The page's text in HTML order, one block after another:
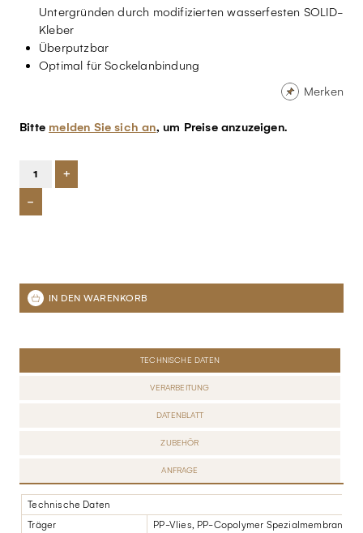
Untergründen durch modifizierten wasserfesten SOLID-
Kleber
Überputzbar
Optimal für Sockelanbindung
Merken
Bitte melden Sie sich an, um Preise anzuzeigen.
+
-
TECHNISCHE DATEN
VERARBEITUNG
DATENBLATT
ZUBEHÖR
ANFRAGE
Technische Daten
Träger
PP-Vlies, PP-Copolymer Spezialmembran